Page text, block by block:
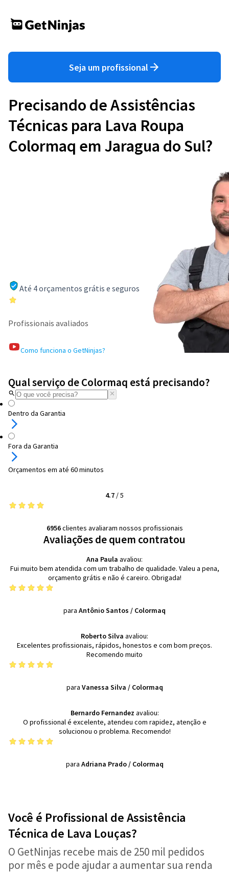
Seja um profissional
Precisando de Assistências
Técnicas para Lava Roupa
Colormaq em Jaragua do Sul?
Até 4 orçamentos grátis e seguros
Profissionais avaliados
Como funciona o GetNinjas?
Qual serviço de Colormaq está precisando?
Dentro da Garantia
Fora da Garantia
Orçamentos em até 60 minutos
4.7 /5
6956clientes avaliaram nossos profissionais
Avaliações de quem contratou
Ana Paula avaliou:
Fui muito bem atendida com um trabalho de qualidade. Valeu a pena,
orçamento grátis e não é careiro. Obrigada!
para Antônio Santos / Colormaq
Roberto Silva avaliou:
Excelentes profissionais, rápidos, honestos e com bom preços.
Recomendo muito
para Vanessa Silva / Colormaq
Bernardo Fernandez avaliou:
O profissional é excelente, atendeu com rapidez, atenção e
solucionou o problema. Recomendo!
para Adriana Prado/ Colormaq
Você é Profissional de Assistência
Técnica de Lava Louças?
O GetNinjas recebe mais de 250 mil pedidos
por mês e pode ajudar a aumentar sua renda